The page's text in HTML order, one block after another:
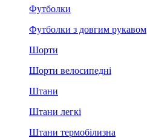
Футболки
Футболки з довгим рукавом
Шорти
Шорти велосипедні
Штани
Штани легкі
Штани термобілизна